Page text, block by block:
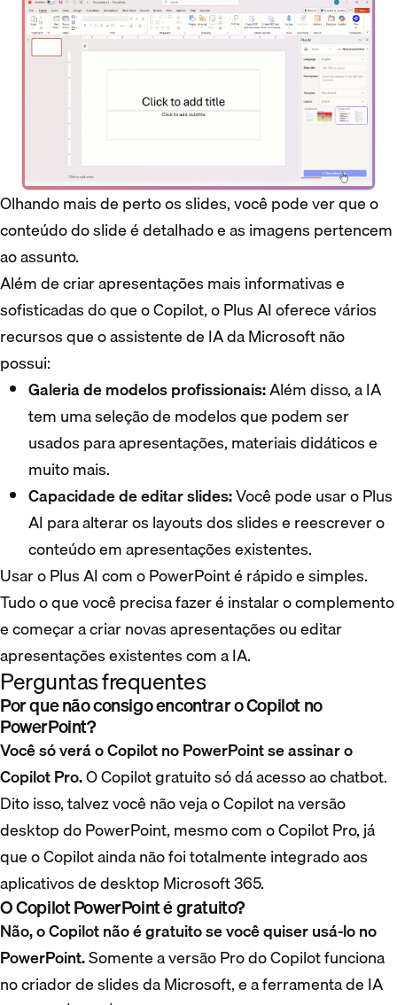
Olhando mais de perto os slides, você pode ver que o
conteúdo do slide é detalhado e as imagens pertencem
ao assunto.
Além de criar apresentações mais informativas e
sofisticadas do que o Copilot, o Plus AI oferece vários
recursos que o assistente de IA da Microsoft não
possui:
Galeria de modelos profissionais:Além disso, a IA
tem uma seleção de modelos que podem ser
usados para apresentações, materiais didáticos e
muito mais.
Capacidade de editar slides:Você pode usar o Plus
AI para alterar os layouts dos slides e reescrever o
conteúdo em apresentações existentes.
Usar o Plus AI com o PowerPoint é rápido e simples.
Tudo o que você precisa fazer é instalar o complemento
e começar a criar novas apresentações ou editar
apresentações existentes com a IA.
Perguntas frequentes
Por que não consigo encontrar o Copilot no
PowerPoint?
Você só verá o Copilot no PowerPoint se assinar o
Copilot Pro.O Copilot gratuito só dá acesso ao chatbot.
Dito isso, talvez você não veja o Copilot na versão
desktop do PowerPoint, mesmo com o Copilot Pro, já
que o Copilot ainda não foi totalmente integrado aos
aplicativos de desktop Microsoft 365.
O Copilot PowerPoint é gratuito?
Não, o Copilot não é gratuito se você quiser usá-lo no
PowerPoint.Somente a versão Pro do Copilot funciona
no criador de slides da Microsoft, e a ferramenta de IA